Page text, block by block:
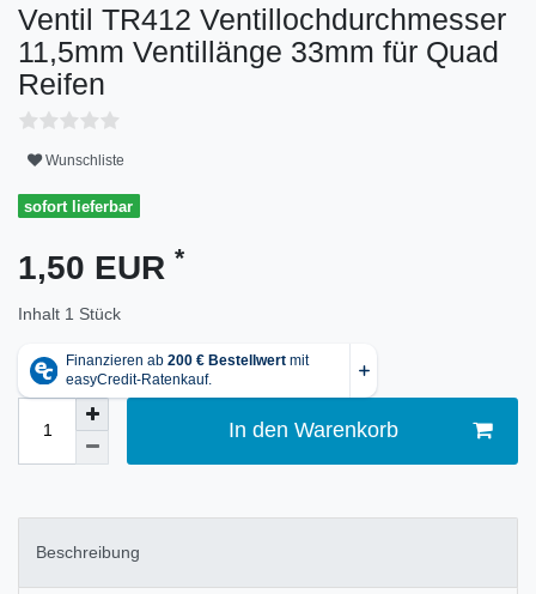
Ventil TR412 Ventillochdurchmesser
11,5mm Ventillänge 33mm für Quad
Reifen
Wunschliste
sofort lieferbar
1,50 EUR *
Inhalt 1 Stück
In den Warenkorb
Beschreibung